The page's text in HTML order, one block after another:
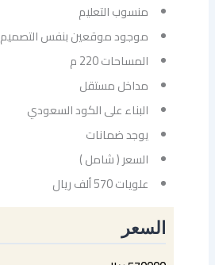
⁠منسوب التعليم
موجود موقعين بنفس التصميم
المساحات 220 م
مداخل مستقل
البناء على الكود السعودي
يوجد ضمانات
السعر ( شامل )
علويات 570 ألف ريال
السعر